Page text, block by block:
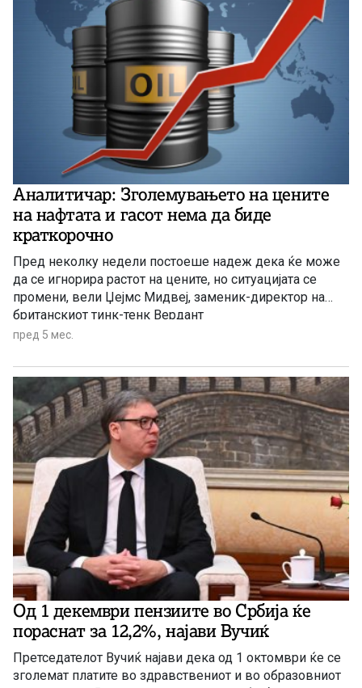
Аналитичар: Зголемувањето на цените
на нафтата и гасот нема да биде
краткорочно
Пред неколку недели постоеше надеж дека ќе може
да се игнорира растот на цените, но ситуацијата се
промени, вели Џејмс Мидвеј, заменик-директор на
британскиот тинк-тенк Вердант
пред 5 мес.
Од 1 декември пензиите во Србија ќе
пораснат за 12,2%, најави Вучиќ
Претседателот Вучиќ најави дека од 1 октомври ќе се
зголемат платите во здравствениот и во образовниот